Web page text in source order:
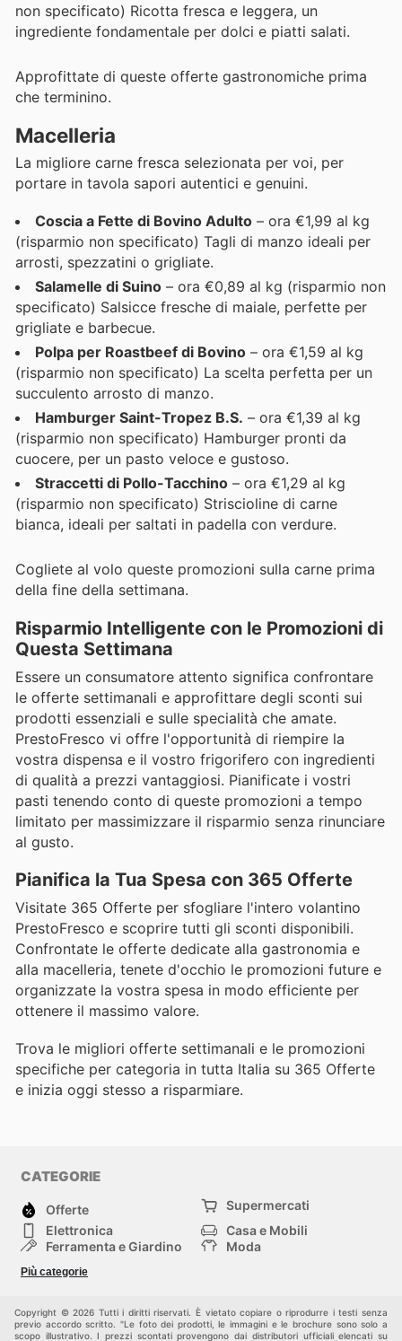
non specificato) Ricotta fresca e leggera, un
ingrediente fondamentale per dolci e piatti salati.
Approfittate di queste offerte gastronomiche prima
che terminino.
Macelleria
La migliore carne fresca selezionata per voi, per
portare in tavola sapori autentici e genuini.
Coscia a Fette di Bovino Adulto – ora €1,99 al kg
(risparmio non specificato) Tagli di manzo ideali per
arrosti, spezzatini o grigliate.
Salamelle di Suino – ora €0,89 al kg (risparmio non
specificato) Salsicce fresche di maiale, perfette per
grigliate e barbecue.
Polpa per Roastbeef di Bovino – ora €1,59 al kg
(risparmio non specificato) La scelta perfetta per un
succulento arrosto di manzo.
Hamburger Saint-Tropez B.S. – ora €1,39 al kg
(risparmio non specificato) Hamburger pronti da
cuocere, per un pasto veloce e gustoso.
Straccetti di Pollo-Tacchino – ora €1,29 al kg
(risparmio non specificato) Striscioline di carne
bianca, ideali per saltati in padella con verdure.
Cogliete al volo queste promozioni sulla carne prima
della fine della settimana.
Risparmio Intelligente con le Promozioni di
Questa Settimana
Essere un consumatore attento significa confrontare
le offerte settimanali e approfittare degli sconti sui
prodotti essenziali e sulle specialità che amate.
PrestoFresco vi offre l'opportunità di riempire la
vostra dispensa e il vostro frigorifero con ingredienti
di qualità a prezzi vantaggiosi. Pianificate i vostri
pasti tenendo conto di queste promozioni a tempo
limitato per massimizzare il risparmio senza rinunciare
al gusto.
Pianifica la Tua Spesa con 365 Offerte
Visitate 365 Offerte per sfogliare l'intero volantino
PrestoFresco e scoprire tutti gli sconti disponibili.
Confrontate le offerte dedicate alla gastronomia e
alla macelleria, tenete d'occhio le promozioni future e
organizzate la vostra spesa in modo efficiente per
ottenere il massimo valore.
Trova le migliori offerte settimanali e le promozioni
specifiche per categoria in tutta Italia su 365 Offerte
e inizia oggi stesso a risparmiare.
CATEGORIE
Offerte
Supermercati
Elettronica
Casa e Mobili
Ferramenta e Giardino
Moda
Bambini e Neonati
Più categorie
Copyright © 2026 Tutti i diritti riservati. È vietato copiare o riprodurre i testi senza
previo accordo scritto. "Le foto dei prodotti, le immagini e le brochure sono solo a
scopo illustrativo. I prezzi scontati provengono dai distributori ufficiali elencati su